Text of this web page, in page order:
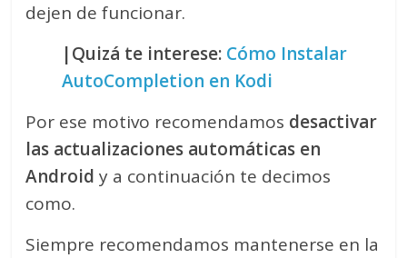
dejen de funcionar.
|Quizá te interese: Cómo Instalar
AutoCompletion en Kodi
Por ese motivo recomendamos desactivar
las actualizaciones automáticas en
Androidy a continuación te decimos
como.
Siempre recomendamos mantenerse en la